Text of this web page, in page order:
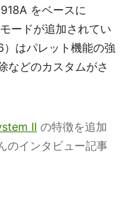
をベースに
ードが追加されてい
はパレット機能の強
などのカスタムがさ
II の特徴を追加
のインタビュー記事